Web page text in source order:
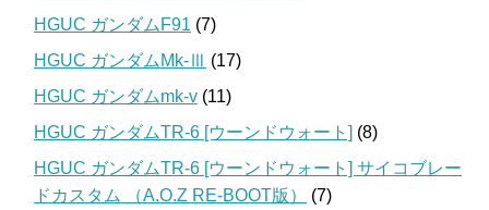
HGUC ガンダムF91 (7)
HGUC ガンダムMk-Ⅲ (17)
HGUC ガンダムmk-v (11)
HGUC ガンダムTR-6 [ウーンドウォート] (8)
HGUC ガンダムTR-6 [ウーンドウォート] サイコブレー
ドカスタム （A.O.Z RE-BOOT版）
(7)